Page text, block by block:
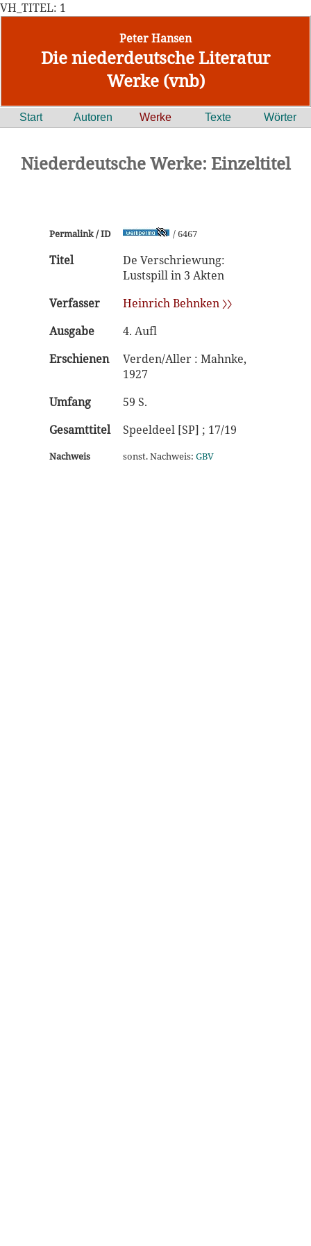
VH_TITEL: 1
Peter Hansen
Die niederdeutsche Literatur
Werke (vnb)
Start Autoren Werke Texte Wörter
Niederdeutsche Werke: Einzeltitel
Permalink / ID / 6467
Titel
De Verschriewung:
Lustspill in 3 Akten
Verfasser
Heinrich Behnken 〉〉
Ausgabe
4. Aufl
Erschienen
Verden/Aller : Mahnke,
1927
Umfang
59 S.
Gesamttitel
Speeldeel [SP] ; 17/19
Nachweis sonst. Nachweis: GBV